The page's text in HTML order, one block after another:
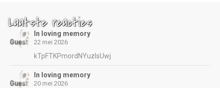
Laatste reacties
In loving memory
22 mei 2026
kTpFTKPmordNYuzIsUwj
In loving memory
20 mei 2026